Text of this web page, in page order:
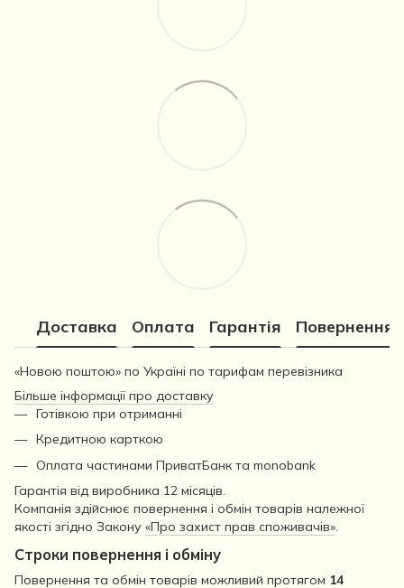
Доставка Оплата Гарантія Повернення
«Новою поштою» по Україні по тарифам перевізника
Більше інформації про доставку
Готівкою при отриманні
Кредитною карткою
Оплата частинами ПриватБанк та monobank
Гарантія від виробника 12 місяців.
Компанія здійснює повернення і обмін товарів належної
якості згідно Закону «Про захист прав споживачів».
Строки повернення і обміну
Повернення та обмін товарів можливий протягом 14